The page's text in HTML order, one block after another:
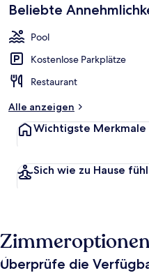
Beliebte
Pool
Kostenlose Parkplätze
Restaurant
Alle anzeigen
Wichtigste Merkmale
Sich wie zu Hause
Zimmeroptionen
Überprüfe die